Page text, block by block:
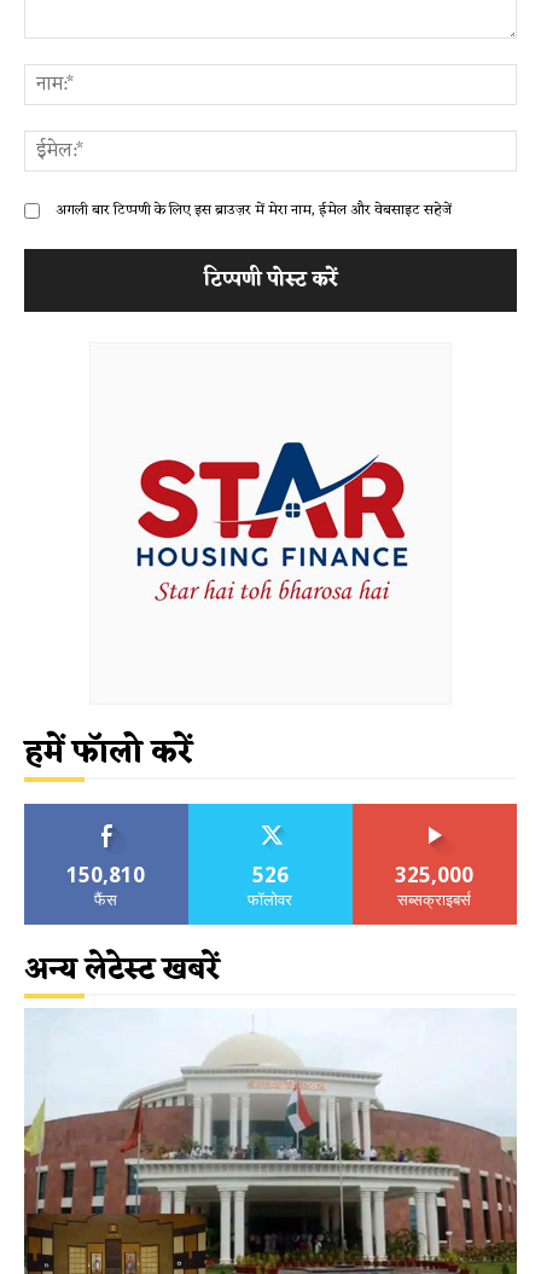
अगली बार टिप्पणी के लिए इस ब्राउज़र में मेरा नाम, ईमेल और वेबसाइट सहेजें
हमें फॉलो करें
150,810
फैंस
526
फॉलोवर
325,000
सब्सक्राइबर्स
अन्य लेटेस्ट खबरें